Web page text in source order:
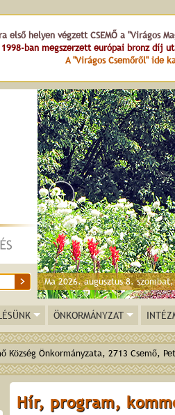
első helyen végzett CSEMŐ a "Virágos
1998-ban megszerzett európai bronz díj
A "Virágos Csemőről" ide
Ma 2026. augusztus 8.
Dózsa György
ÖNKORMÁNYZAT
Község Önkormányzata, 2713
Hír, program,